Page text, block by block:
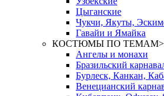
Цыганские
Чукчи, Якуты,
Гавайи и Ямайка
КОСТЮМЫ ПО ТЕМАМ>
Ангелы и монахи
Бразильский
Бурлеск, Канкан,
Венецианский